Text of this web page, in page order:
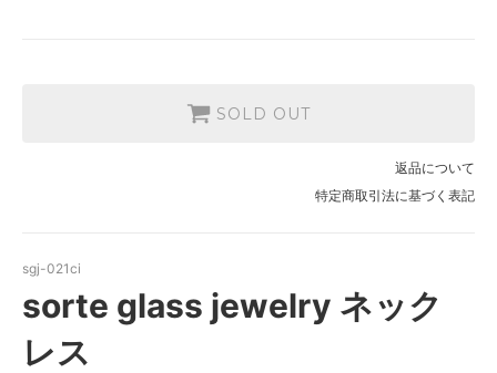
SOLD OUT
返品について
特定商取引法に基づく表記
sgj-021ci
sorte glass jewelry ネック
レス